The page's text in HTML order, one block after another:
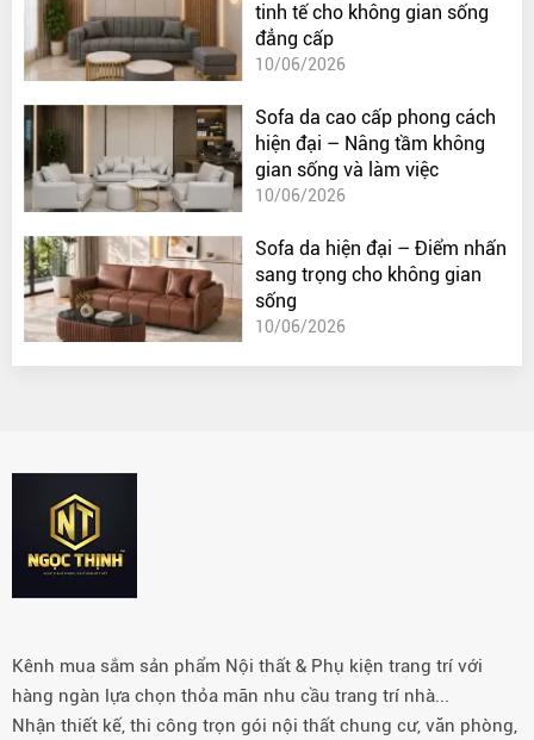
tinh tế cho không gian sống
đẳng cấp
10/06/2026
Sofa da cao cấp phong cách
hiện đại – Nâng tầm không
gian sống và làm việc
10/06/2026
Sofa da hiện đại – Điểm nhấn
sang trọng cho không gian
sống
10/06/2026
Kênh mua sắm sản phẩm Nội thất & Phụ kiện trang trí với
hàng ngàn lựa chọn thỏa mãn nhu cầu trang trí nhà...
Nhận thiết kế, thi công trọn gói nội thất chung cư, văn phòng,